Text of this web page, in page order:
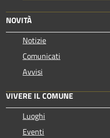
NOVITÀ
Notizie
Comunicati
Avvisi
VIVERE IL COMUNE
Luoghi
Eventi